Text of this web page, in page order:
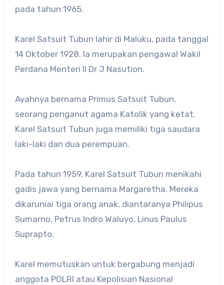
pada tahun 1965.
Karel Satsuit Tubun lahir di Maluku, pada tanggal
14 Oktober 1928. Ia merupakan pengawal Wakil
Perdana Menteri II Dr J Nasution.
Ayahnya bernama Primus Satsuit Tubun,
seorang penganut agama Katolik yang ketat.
Karel Satsuit Tubun juga memiliki tiga saudara
laki-laki dan dua perempuan.
Pada tahun 1959, Karel Satsuit Tubun menikahi
gadis jawa yang bernama Margaretha. Mereka
dikaruniai tiga orang anak, diantaranya Philipus
Sumarno, Petrus Indro Waluyo, Linus Paulus
Suprapto.
Karel memutuskan untuk bergabung menjadi
anggota POLRI atau Kepolisian Nasional